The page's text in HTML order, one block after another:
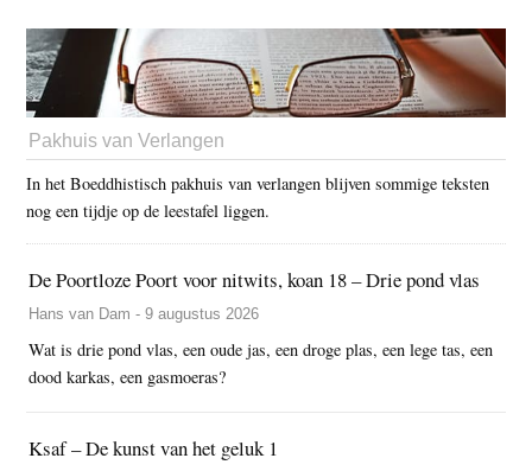
Pakhuis van Verlangen
In het Boeddhistisch pakhuis van verlangen blijven sommige teksten
nog een tijdje op de leestafel liggen.
De Poortloze Poort voor nitwits, koan 18 – Drie pond vlas
Hans van Dam - 9 augustus 2026
Wat is drie pond vlas, een oude jas, een droge plas, een lege tas, een
dood karkas, een gasmoeras?
Ksaf – De kunst van het geluk 1